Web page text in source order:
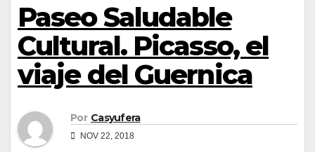
Paseo Saludable
Cultural. Picasso, el
viaje del Guernica
Por Casyufera
NOV 22, 2018